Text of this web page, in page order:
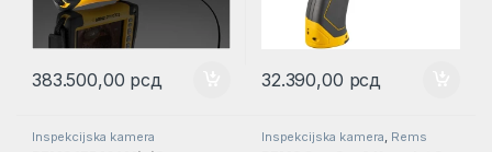
383.500,00 рсд 32.390,00 рсд
Inspekcijska kamera Inspekcijska kamera, Rems